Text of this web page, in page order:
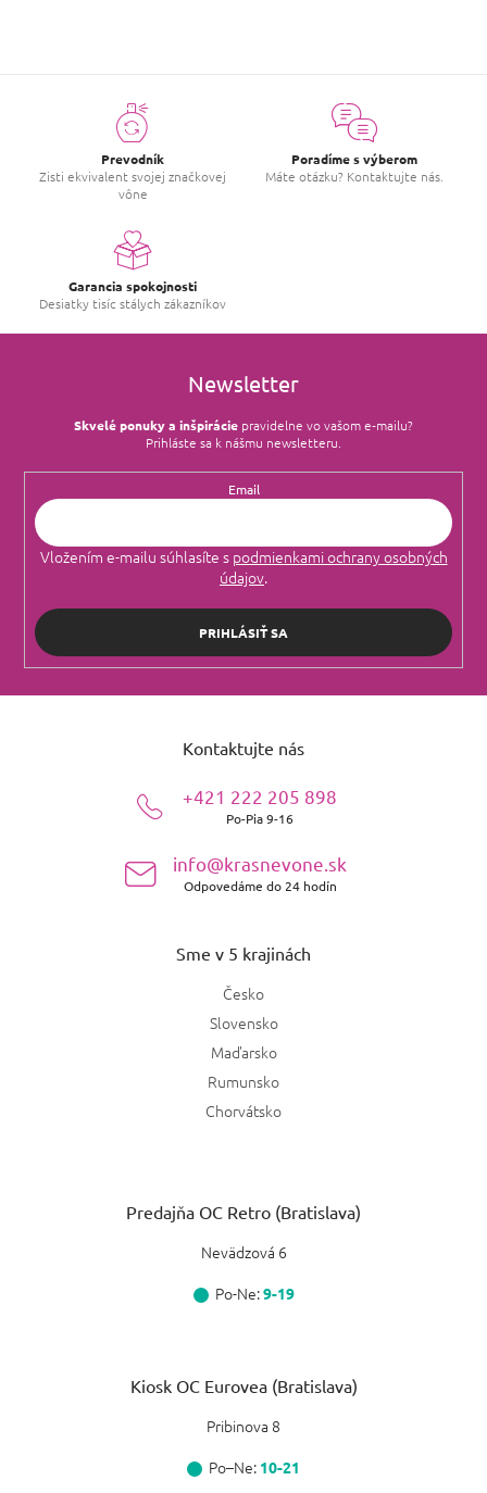
Prevodník
Zisti ekvivalent svojej značkovej
vône
Poradíme s výberom
Máte otázku? Kontaktujte nás.
Garancia spokojnosti
Desiatky tisíc stálych zákazníkov
Newsletter
Skvelé ponuky a inšpirácie pravidelne vo vašom e‑mailu?
Prihláste sa k nášmu newsletteru.
Email
Vložením e-mailu súhlasíte s podmienkami ochrany osobných
údajov.
PRIHLÁSIŤ SA
Kontaktujte nás
+421 222 205 898
Po-Pia 9-16
info@krasnevone.sk
Odpovedáme do 24 hodín
Sme v 5 krajinách
Česko
Slovensko
Maďarsko
Rumunsko
Chorvátsko
Predajňa OC Retro (Bratislava)
Nevädzová 6
Po-Ne:9-19
Kiosk OC Eurovea (Bratislava)
Pribinova 8
Po–Ne: 10-21